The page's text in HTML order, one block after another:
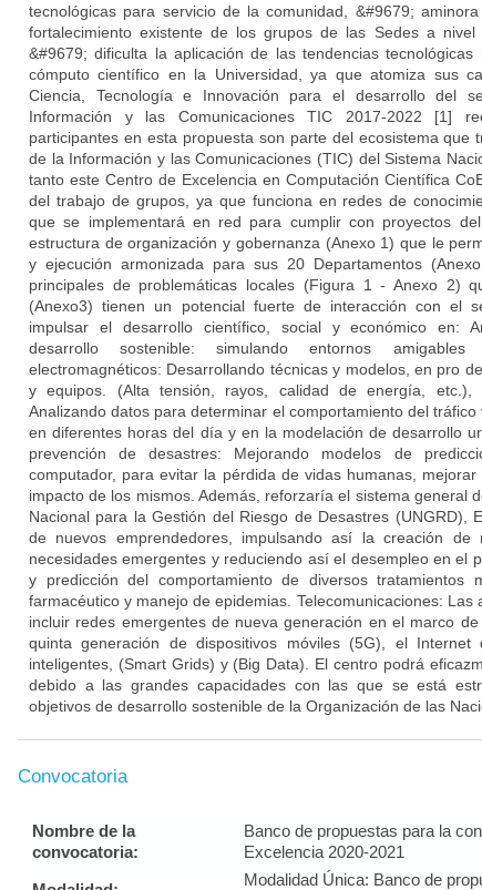
tecnológicas para servicio de la comunidad, &#9679;
fortalecimiento existente de los grupos de las Sedes a
&#9679; dificulta la aplicación de las tendencias
cómputo científico en la Universidad, ya que atomiza sus
Ciencia, Tecnología e Innovación para el desarrollo del
Información y las Comunicaciones TIC 2017-2022 [1]
participantes en esta propuesta son parte del ecosistema que
de la Información y las Comunicaciones (TIC) del Sistema
tanto este Centro de Excelencia en Computación Científica
del trabajo de grupos, ya que funciona en redes de
que se implementará en red para cumplir con proyectos
estructura de organización y gobernanza (Anexo 1) que le
y ejecución armonizada para sus 20 Departamentos
principales de problemáticas locales (Figura 1 - Anexo 2)
(Anexo3) tienen un potencial fuerte de interacción con el
impulsar el desarrollo científico, social y económico en:
desarrollo sostenible: simulando entornos
electromagnéticos: Desarrollando técnicas y modelos, en pro
y equipos. (Alta tensión, rayos, calidad de energía, etc.),
Analizando datos para determinar el comportamiento del
en diferentes horas del día y en la modelación de desarrollo
prevención de desastres: Mejorando modelos de
computador, para evitar la pérdida de vidas humanas,
impacto de los mismos. Además, reforzaría el sistema general
Nacional para la Gestión del Riesgo de Desastres (UNGRD),
de nuevos emprendedores, impulsando así la creación de
necesidades emergentes y reduciendo así el desempleo en el
y predicción del comportamiento de diversos tratamientos
farmacéutico y manejo de epidemias. Telecomunicaciones: Las
incluir redes emergentes de nueva generación en el marco
quinta generación de dispositivos móviles (5G), el
inteligentes, (Smart Grids) y (Big Data). El centro podrá
debido a las grandes capacidades con las que se está
objetivos de desarrollo sostenible de la Organización de las
Convocatoria
Nombre de la
convocatoria:
Banco de propuestas para la
Excelencia 2020-2021
Modalidad Única: Banco de